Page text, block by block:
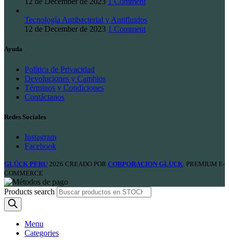
Tecnología Antibacterial y Antifluidos
12 de December de 2023 1 Comment
Ayuda
Política de Privacidad
Devoluciones y Cambios
Términos y Condiciones
Contáctanos
Redes Sociales
Instagram
Facebook
GLÜCK PERU 2026 CREADO POR CORPORACION GLUCK . PREMIUM E-
COMMERCE
Products search
Menu
Categories